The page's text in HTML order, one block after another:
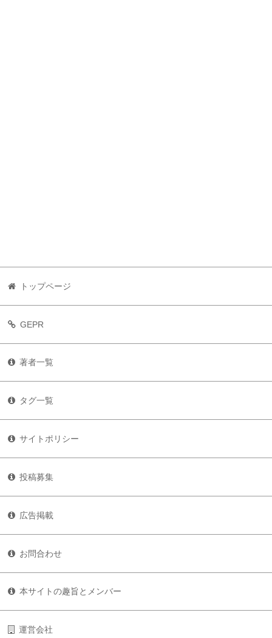
トップページ
GEPR
著者一覧
タグ一覧
サイトポリシー
投稿募集
広告掲載
お問合わせ
本サイトの趣旨とメンバー
運営会社